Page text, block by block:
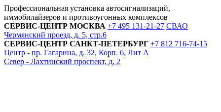
Профессиональная установка автосигнализаций,
иммобилайзеров и противоугонных комплексов
СЕРВИС-ЦЕНТР МОСКВА +7 495 131-21-27 СВАО
Чермянский проезд, д. 5, стр.6
СЕРВИС-ЦЕНТР САНКТ-ПЕТЕРБУРГ +7 812 716-74-15
Центр - пр. Гагарина, д. 32, Корп. 6, Лит А
Север - Лахтинский проспект, д. 2